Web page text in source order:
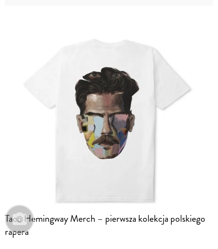
Taco Hemingway Merch – pierwsza kolekcja polskiego
rapera